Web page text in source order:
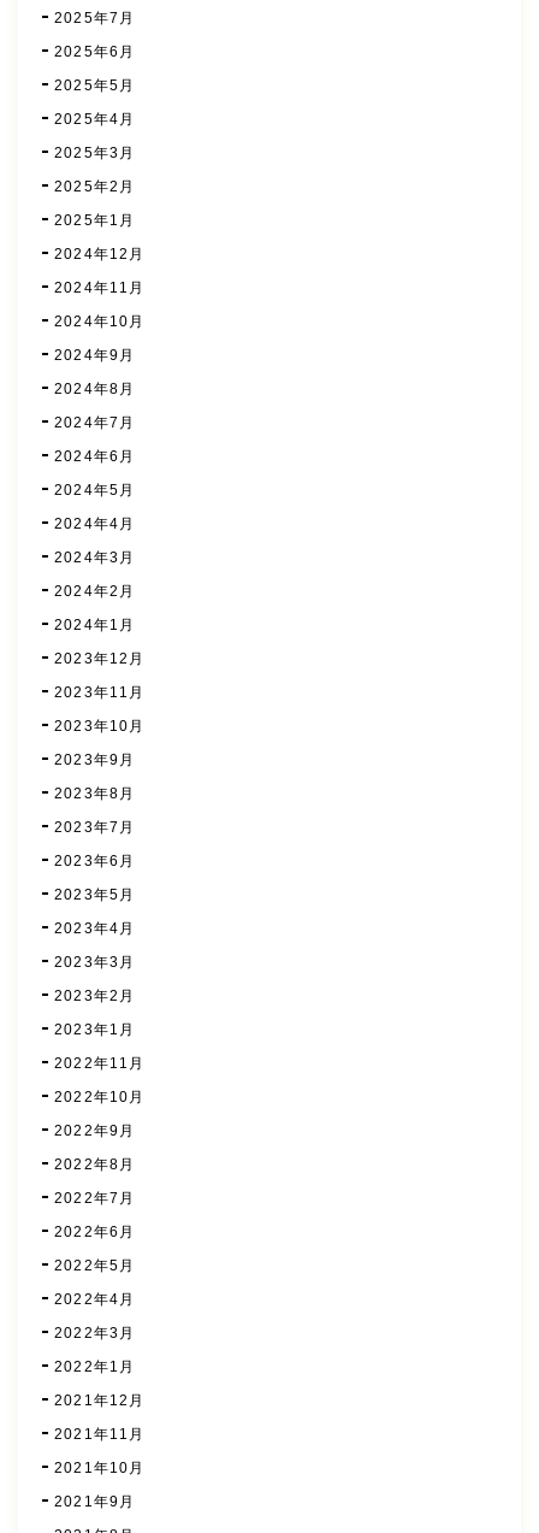
2025年7月
2025年6月
2025年5月
2025年4月
2025年3月
2025年2月
2025年1月
2024年12月
2024年11月
2024年10月
2024年9月
2024年8月
2024年7月
2024年6月
2024年5月
2024年4月
2024年3月
2024年2月
2024年1月
2023年12月
2023年11月
2023年10月
2023年9月
2023年8月
2023年7月
2023年6月
2023年5月
2023年4月
2023年3月
2023年2月
2023年1月
2022年11月
2022年10月
2022年9月
2022年8月
2022年7月
2022年6月
2022年5月
2022年4月
2022年3月
2022年1月
2021年12月
2021年11月
2021年10月
2021年9月